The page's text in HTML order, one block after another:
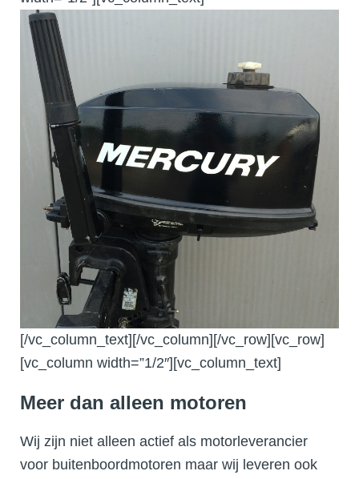
[/vc_column_text][/vc_column][/vc_row][vc_row]
[vc_column width=”1/2″][vc_column_text]
Meer dan alleen motoren
Wij zijn niet alleen actief als motorleverancier
voor buitenboordmotoren maar wij leveren ook